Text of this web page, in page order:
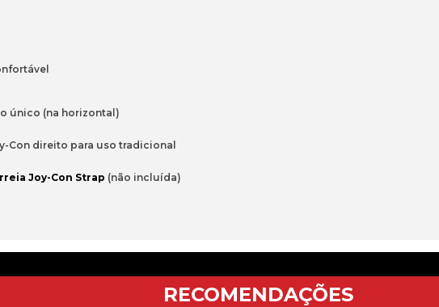
único (na horizontal)
Con direito para uso tradicional
Joy-Con Strap (não incluída)
RECOMENDAÇÕES